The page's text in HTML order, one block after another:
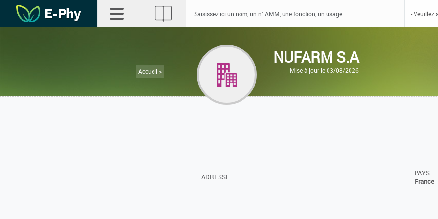
Accueil >
NUFARM S.A
Mise à jour le 03/08/2026
ADRESSE :
PAYS :
France